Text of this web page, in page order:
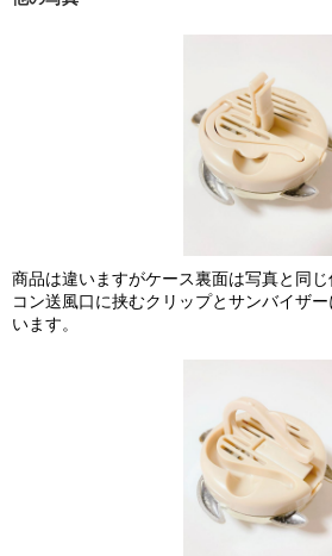
商品は違いますがケース裏面は写真と同
コン送風口に挟むクリップとサンバイザ
います。